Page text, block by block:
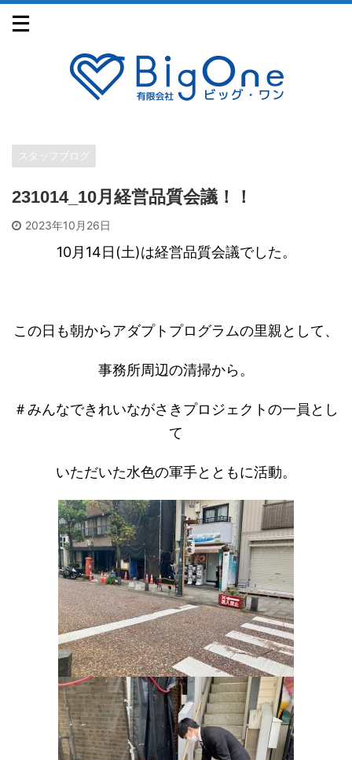
スタッフブログ
231014_10月経営品質会議！！
2023年10月26日
10月14日(土)は経営品質会議でした。
この日も朝からアダプトプログラムの里親として、
事務所周辺の清掃から。
＃みんなできれいながさきプロジェクトの一員とし
て
いただいた水色の軍手とともに活動。